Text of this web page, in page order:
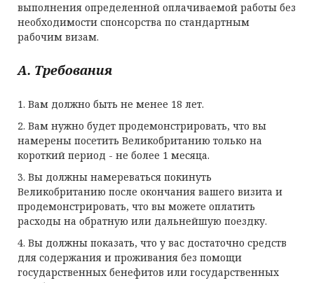
выполнения определенной оплачиваемой работы без
необходимости спонсорства по стандартным
рабочим визам.
A. Требования
1. Вам должно быть не менее 18 лет.
2. Вам нужно будет продемонстрировать, что вы
намерены посетить Великобританию только на
короткий период - не более 1 месяца.
3. Вы должны намереваться покинуть
Великобританию после окончания вашего визита и
продемонстрировать, что вы можете оплатить
расходы на обратную или дальнейшую поездку.
4. Вы должны показать, что у вас достаточно средств
для содержания и проживания без помощи
государственных бенефитов или государственных